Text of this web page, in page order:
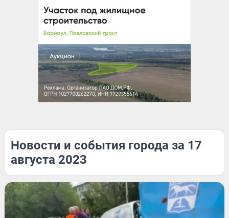
Новости и события города за 17
августа 2023